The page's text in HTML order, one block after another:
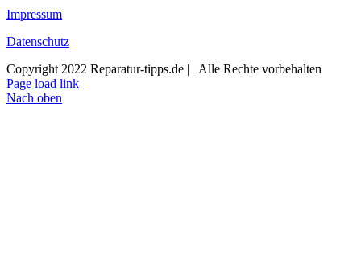
Impressum
Datenschutz
Copyright 2022 Reparatur-tipps.de | Alle Rechte vorbehalten
Page load link
Nach oben